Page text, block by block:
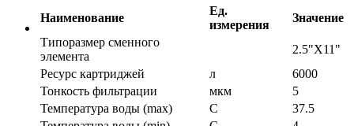
Наименование
Ед.
измерения
Значение
Типоразмер сменного
элемента
2.5"Х11"
Ресурс картриджей
л
6000
Тонкость фильтрации
мкм
5
Температура воды (max)
C
37.5